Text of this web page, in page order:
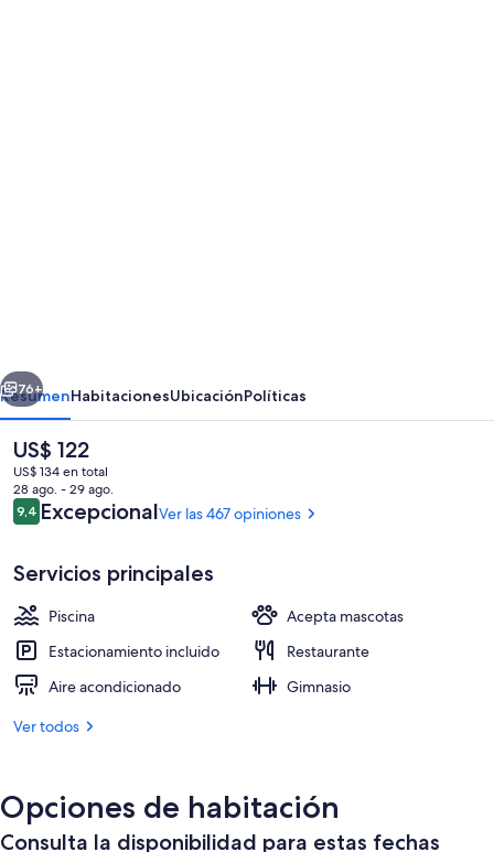
Miraflores
Exterior
Siguiente
76+
ResumenHabitacionesUbicaciónPolíticas
El
precio
actual
es
de
US$ 122
US$ 134 en total
28 ago. - 29 ago.
Opiniones
9,49,4 de 10
ExcepcionalVer las 467 opiniones
Servicios principales
Piscina
Acepta mascotas
Estacionamiento incluido
Restaurante
Aire acondicionado
Gimnasio
Ver todos
Opciones de habitación
Consulta la disponibilidad para estas fechas